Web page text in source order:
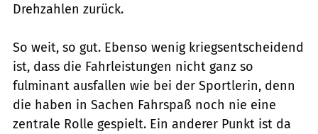
Drehzahlen zurück.
So weit, so gut. Ebenso wenig kriegsentscheidend
ist, dass die Fahrleistungen nicht ganz so
fulminant ausfallen wie bei der Sportlerin, denn
die haben in Sachen Fahrspaß noch nie eine
zentrale Rolle gespielt. Ein anderer Punkt ist da